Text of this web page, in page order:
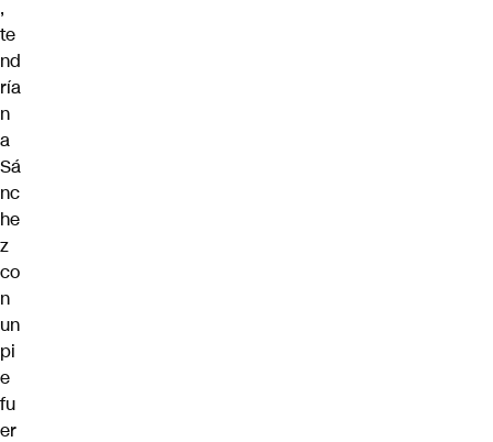
,
te
nd
ría
n
a
Sá
nc
he
z
co
n
un
pi
e
fu
er